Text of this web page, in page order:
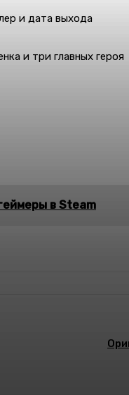
и дата выхода
и три главных героя
в Steam